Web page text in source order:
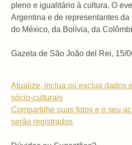
pleno e igualitário à cultura. O
Argentina e de representantes
do México, da Bolívia, da
Gazeta de São João del Rei, 15/
Atualize, inclua ou exclua dados
sócio-culturais
Compartilhe suas fotos e o seu
serão registrados